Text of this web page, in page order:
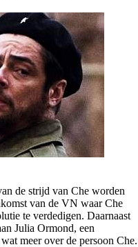
de strijd van Che worden
van de VN waar Che
te verdedigen. Daarnaast
Julia Ormond, een
meer over de persoon Che.